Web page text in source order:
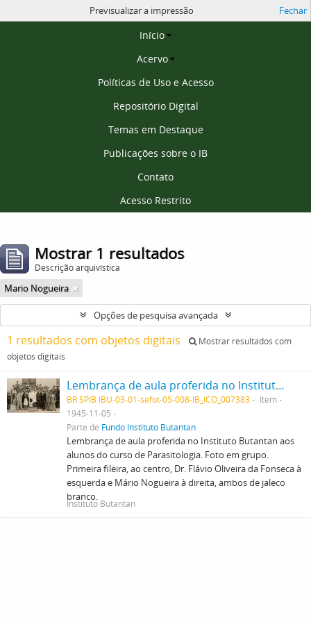
Página inicial
Início
Acervo
Políticas de Uso e Acesso
Repositório Digital
Temas em Destaque
Publicações sobre o IB
Contato
Acesso Restrito
Previsualizar a impressão Fechar
Mostrar 1 resultados
Descrição arquivística
Mario Nogueira
Opções de pesquisa avançada
1 resultados com objetos digitais
Mostrar resultados com
objetos digitais
Lembrança de aula proferida no Instituto Butantan aos alunos do curso de Parasitologia. Foto em grupo. Primeira fileira, ao centro, Dr. Flávio Oliveira da Fonseca à esquerda e Mário Nogueira à direita, ambos de jaleco branco.
BR SPIB IBU-03-01-sefot-05-008-IB_ICO_007383
Item
1945-11-05
Parte de Fundo Instituto Butantan
Lembrança de aula proferida no Instituto Butantan aos
alunos do curso de Parasitologia. Foto em grupo.
Primeira fileira, ao centro, Dr. Flávio Oliveira da Fonseca à
esquerda e Mário Nogueira à direita, ambos de jaleco
branco.
Instituto Butantan